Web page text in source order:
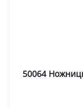
50064